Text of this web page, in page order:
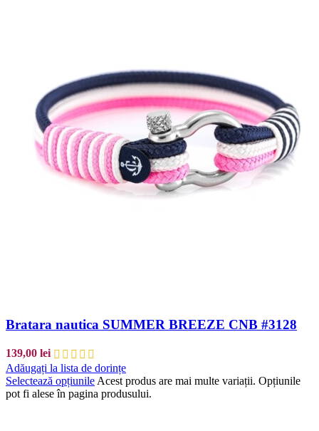
Bratara nautica SUMMER BREEZE CNB #3128
139,00 lei
Adăugați la lista de dorințe
Selectează opțiunile Acest produs are mai multe variații. Opțiunile
pot fi alese în pagina produsului.